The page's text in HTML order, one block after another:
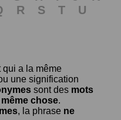
R S T
U
qui a la même
une signification
sont des mots
chose.
, la phrase ne